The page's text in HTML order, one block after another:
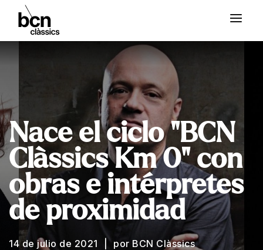
Nace el ciclo "BCN
Clàssics Km 0" con
obras e intérpretes
de proximidad
14 de julio de 2021 por BCN Clàssics